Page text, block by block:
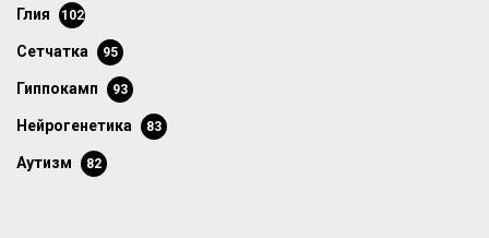
глия 102
сетчатка 95
гиппокамп 93
нейрогенетика 83
аутизм 82